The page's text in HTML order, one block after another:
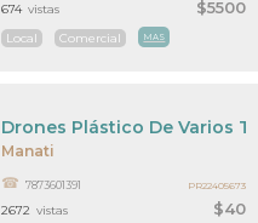
$5500
Local Comercial MAS
674 vistas
Manati
$40
Drones Plástico De Varios
7873601391
2672 vistas
PR22405673